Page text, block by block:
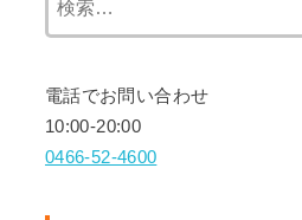
電話でお問い合わせ
10:00-20:00
0466-52-4600